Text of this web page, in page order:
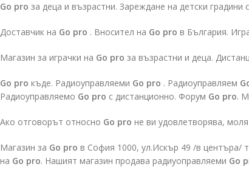
Go pro за деца и възрастни. Зареждане на детски градини с
Доставчик на Go pro . Вносител на Go pro в България.
Магазин за играчки на Go pro за възрастни и деца.
Go pro къде. Радиоуправляеми Go pro . Радиоуправляем
Радиоуправляемо Go pro с дистанционно. Форум Go pro.
Ако отговорът относно Go pro не ви удовлетворява,
Магазин за Go pro в София 1000, ул.Искър 49 /в центъра/
на Go pro. Нашият магазин продава радиуоправляеми Go